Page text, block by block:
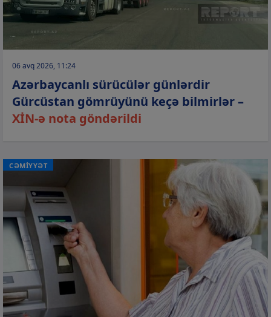
06 avq 2026, 11:24
Azərbaycanlı sürücülər günlərdir
Gürcüstan gömrüyünü keçə bilmirlər –
XİN-ə nota göndərildi
CƏMİYYƏT